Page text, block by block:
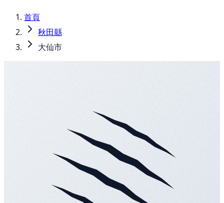
首頁
秋田縣
大仙市